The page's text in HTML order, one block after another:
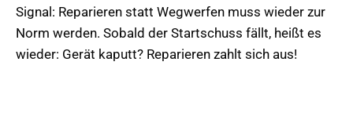
Signal: Reparieren statt Wegwerfen muss wieder zur
Norm werden. Sobald der Startschuss fällt, heißt es
wieder: Gerät kaputt? Reparieren zahlt sich aus!